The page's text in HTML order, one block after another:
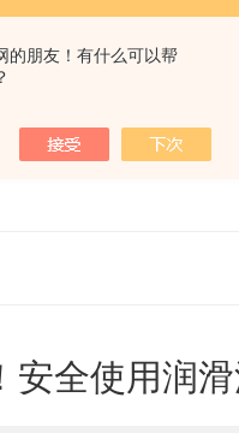
的朋友！有什么可以帮
安全使用润